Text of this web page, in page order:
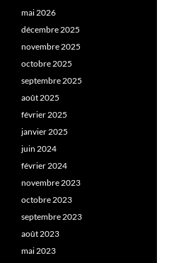
mai 2026
décembre 2025
novembre 2025
octobre 2025
septembre 2025
août 2025
février 2025
janvier 2025
juin 2024
février 2024
novembre 2023
octobre 2023
septembre 2023
août 2023
mai 2023